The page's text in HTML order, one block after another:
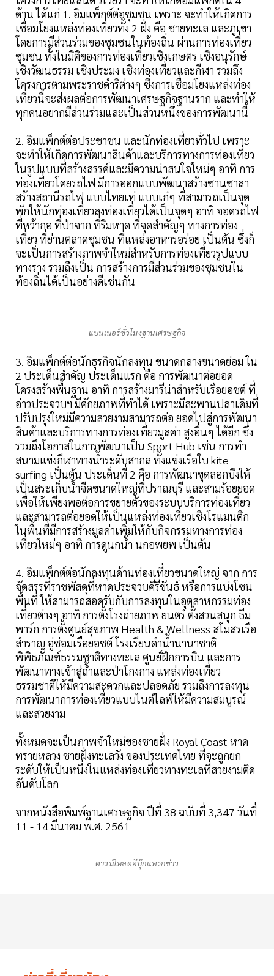
ด้าน ได้แก่ 1. อิมแพ็กต์ต่อชุมชน เพราะ จะทำให้เกิดการ
เชื่อมโยงแหล่งท่องเที่ยวทั้ง 2 ฝั่ง คือ ชายทะเล และภูเขา
โดยการมีส่วนร่วมของชุมชนในท้องถิ่น ผ่านการท่องเที่ยว
ชุมชน ทั้งในมิติของการท่องเที่ยวเชิงเกษตร เชิงอนุรักษ์
เชิงวัฒนธรรม เชิงประมง เชิงท่องเที่ยวและกีฬา รวมถึง
โครงการตามพระราชดำริต่างๆ ซึ่งการเชื่อมโยงแหล่งท่อง
เที่ยวนี้จะส่งผลต่อการพัฒนาเศรษฐกิจฐานราก และทำให้
ทุกคนอยากมีส่วนร่วมและเป็นส่วนหนึ่งของการพัฒนานี้
2. อิมแพ็กต์ต่อประชาชน และนักท่องเที่ยวทั่วไป เพราะ
จะทำให้เกิดการพัฒนาสินค้าและบริการทางการท่องเที่ยว
ในรูปแบบที่สร้างสรรค์และมีความน่าสนใจใหม่ๆ อาทิ การ
ท่องเที่ยวโดยรถไฟ มีการออกแบบพัฒนาสร้างชานชาลา
สร้างสถานีรถไฟ แบบไทยเท่ แบบเก๋ๆ ที่สามารถเป็นจุด
พักให้นักท่องเที่ยวลงท่องเที่ยวได้เป็นจุดๆ อาทิ จอดรถไฟ
ที่หว้ากอ ที่ป่าจาก ที่ริมหาด ที่จุดสำคัญๆ ทางการท่อง
เที่ยว ที่ย่านตลาดชุมชน ที่แหล่งอาหารอร่อย เป็นต้น ซึ่งก็
จะเป็นการสร้างภาพจำใหม่สำหรับการท่องเที่ยวรูปแบบ
ทางราง รวมถึงเป็น การสร้างการมีส่วนร่วมของชุมชนใน
ท้องถิ่นได้เป็นอย่างดีเช่นกัน
แบนเนอร์ชั่วโมงฐานเศรษฐกิจ
3. อิมแพ็กต์ต่อนักธุรกิจนักลงทุน ขนาดกลางขนาดย่อม ใน
2 ประเด็นสำคัญ ประเด็นแรก คือ การพัฒนาต่อยอด
โครงสร้างพื้นฐาน อาทิ การสร้างมารีน่าสำหรับเรือยอชต์ ที่
อ่าวประจวบฯ มีศักยภาพที่ทำได้ เพราะมีสะพานปลาเดิมที่
ปรับปรุงใหม่มีความสวยงามสามารถต่อ ยอดไปสู่การพัฒนา
สินค้าและบริการทางการท่องเที่ยวมูลค่า สูงอื่นๆ ได้อีก ซึ่ง
รวมถึงโอกาสในการพัฒนาเป็น Sport Hub เช่น การทำ
สนามแข่งกีฬาทางนํ้าระดับสากล ทั้งแข่งเรือใบ kite
surfing เป็นต้น ประเด็นที่ 2 คือ การพัฒนาขุดลอกบึงให้
เป็นสระเก็บนํ้าจืดขนาดใหญ่ที่ปราณบุรี และสามร้อยยอด
เพื่อให้เพียงพอต่อการขยายตัวของระบบบริการท่องเที่ยว
และสามารถต่อยอดให้เป็นแหล่งท่องเที่ยวเชิงโรแมนติก
ในพื้นที่มีการสร้างมูลค่าเพิ่มให้กับกิจกรรมทางการท่อง
เที่ยวใหม่ๆ อาทิ การดูนกนํ้า นกอพยพ เป็นต้น
4. อิมแพ็กต์ต่อนักลงทุนด้านท่องเที่ยวขนาดใหญ่ จาก การ
จัดสรรที่ราชพัสดุที่หาดประจวบคีรีขันธ์ หรือการแบ่งโซน
พื้นที่ ให้สามารถสอดรับกับการลงทุนในอุตสาหกรรมท่อง
เที่ยวต่างๆ อาทิ การตั้งโรงถ่ายภาพ ยนตร์ ตั้งสวนสนุก ธีม
พาร์ก การตั้งศูนย์สุขภาพ Health & Wellness สโมสรเรือ
สำราญ อู่ซ่อมเรือยอชต์ โรงเรียนดำนํ้านานาชาติ
พิพิธภัณฑ์ธรรมชาติทางทะเล ศูนย์ฝึกการบิน และการ
พัฒนาทางเข้าสู่ถํ้าและป่าโกงกาง แหล่งท่องเที่ยว
ธรรมชาติให้มีความสะดวกและปลอดภัย รวมถึงการลงทุน
การพัฒนาการท่องเที่ยวแบบไนต์ไลฟ์ให้มีความสมบูรณ์
และสวยงาม
ทั้งหมดจะเป็นภาพจำใหม่ของชายฝั่ง Royal Coast หาด
ทรายหลวง ชายฝั่งทะเลวัง ของประเทศไทย ที่จะถูกยก
ระดับให้เป็นหนึ่งในแหล่งท่องเที่ยวทางทะเลที่สวยงามติด
อันดับโลก
จากหนังสือพิมพ์ฐานเศรษฐกิจ ปีที่ 38 ฉบับที่ 3,347 วันที่
11 - 14 มีนาคม พ.ศ. 2561
ดาวน์โหลดอีบุ๊กแทรกข่าว